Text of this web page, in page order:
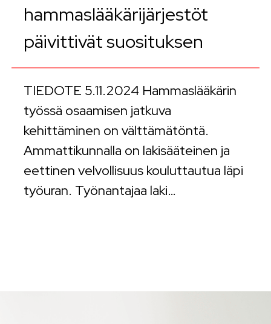
hammaslääkärijärjestöt
päivittivät suosituksen
TIEDOTE 5.11.2024 Hammaslääkärin
työssä osaamisen jatkuva
kehittäminen on välttämätöntä.
Ammattikunnalla on lakisääteinen ja
eettinen velvollisuus kouluttautua läpi
työuran. Työnantajaa laki…